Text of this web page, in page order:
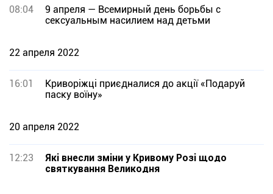
08:04
9 апреля — Всемирный день борьбы с
сексуальным насилием над детьми
22 апреля 2022
16:01
Криворіжці приєдналися до акції «Подаруй
паску воїну»
20 апреля 2022
12:23
Які внесли зміни у Кривому Розі щодо
святкування Великодня